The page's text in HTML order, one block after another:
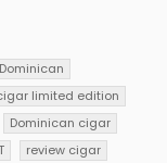
limited edition
Dominican cigar
review cigar